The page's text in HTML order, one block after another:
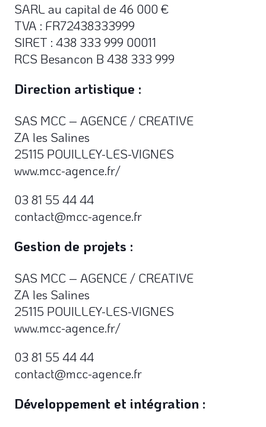
SARL au capital de 46 000 €
TVA : FR72438333999
SIRET : 438 333 999 00011
RCS Besancon B 438 333 999
Direction artistique :
SAS MCC – AGENCE / CREATIVE
ZA les Salines
25115 POUILLEY-LES-VIGNES
www.mcc-agence.fr/
03 81 55 44 44
contact@mcc-agence.fr
Gestion de projets :
SAS MCC – AGENCE / CREATIVE
ZA les Salines
25115 POUILLEY-LES-VIGNES
www.mcc-agence.fr/
03 81 55 44 44
contact@mcc-agence.fr
Développement et intégration :